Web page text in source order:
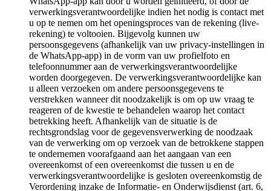
verwerkingsverantwoordelijke indien het nodig is contact met
u op te nemen om het openingsproces van de rekening (live-
rekening) te voltooien. Bijgevolg kunnen uw
persoonsgegevens (afhankelijk van uw privacy-instellingen in
de WhatsApp-app) in de vorm van uw profielfoto en
telefoonnummer aan de verwerkingsverantwoordelijke
worden doorgegeven. De verwerkingsverantwoordelijke kan
u alleen verzoeken om andere persoonsgegevens te
verstrekken wanneer dit noodzakelijk is om op uw vraag te
reageren of de kwestie te behandelen waarop het contact
betrekking heeft. Afhankelijk van de situatie is de
rechtsgrondslag voor de gegevensverwerking de noodzaak
van de verwerking om op verzoek van de betrokkene stappen
te ondernemen voorafgaand aan het aangaan van een
overeenkomst of een overeenkomst die tussen u en de
verwerkingsverantwoordelijke is gesloten overeenkomstig de
Verordening inzake de Informatie- en Onderwijsdienst (art. 6,